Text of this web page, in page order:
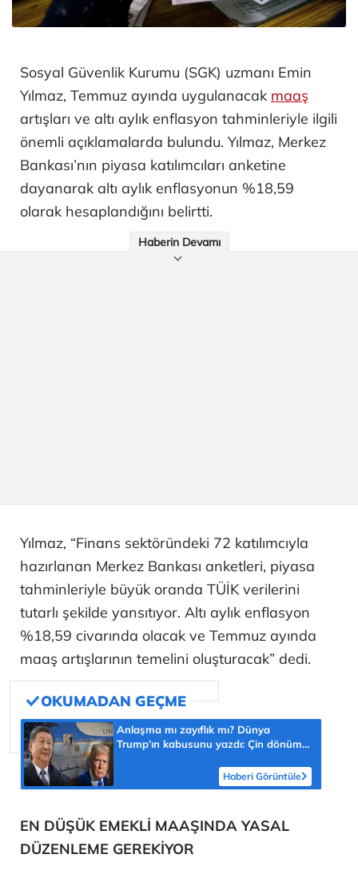
Sosyal Güvenlik Kurumu (SGK) uzmanı Emin
Yılmaz, Temmuz ayında uygulanacak maaş
artışları ve altı aylık enflasyon tahminleriyle ilgili
önemli açıklamalarda bulundu. Yılmaz, Merkez
Bankası’nın piyasa katılımcıları anketine
dayanarak altı aylık enflasyonun %18,59
olarak hesaplandığını belirtti.
Haberin Devamı
Yılmaz, “Finans sektöründeki 72 katılımcıyla
hazırlanan Merkez Bankası anketleri, piyasa
tahminleriyle büyük oranda TÜİK verilerini
tutarlı şekilde yansıtıyor. Altı aylık enflasyon
%18,59 civarında olacak ve Temmuz ayında
maaş artışlarının temelini oluşturacak” dedi.
Anlaşma mı zayıflık mı? Dünya
Trump’ın kabusunu yazdı: Çin dönüm
Haberi Görüntüle
EN DÜŞÜK EMEKLİ MAAŞINDA YASAL
DÜZENLEME GEREKİYOR